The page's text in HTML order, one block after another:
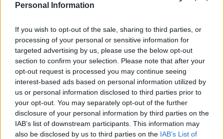
Personal Information
If you wish to opt-out of the sale, sharing to third parties, or
processing of your personal or sensitive information for
targeted advertising by us, please use the below opt-out
section to confirm your selection. Please note that after your
opt-out request is processed you may continue seeing
interest-based ads based on personal information utilized by
us or personal information disclosed to third parties prior to
your opt-out. You may separately opt-out of the further
disclosure of your personal information by third parties on the
IAB’s list of downstream participants. This information may
also be disclosed by us to third parties on the IAB’s List of
Secciones destacadas